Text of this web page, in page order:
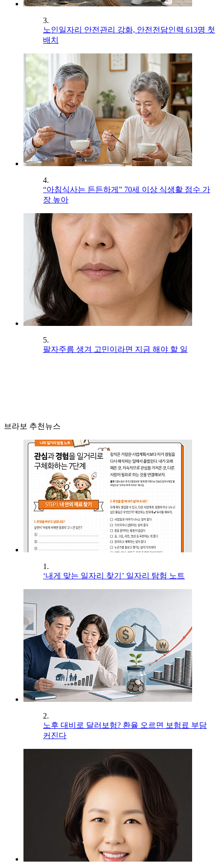
3.
노인일자리 안전관리 강화, 안전전담인력 613명 첫
배치
4.
“아침식사는 든든하게” 70세 이상 식생활 점수 가
장 높아
5.
팔자주름 생겨 고민이라면 지금 해야 할 일
브라보 추천뉴스
1.
‘내게 맞는 일자리 찾기’ 일자리 탐험 노트
2.
노후 대비로 달러보험? 환율 오르면 보험료 부담
커진다